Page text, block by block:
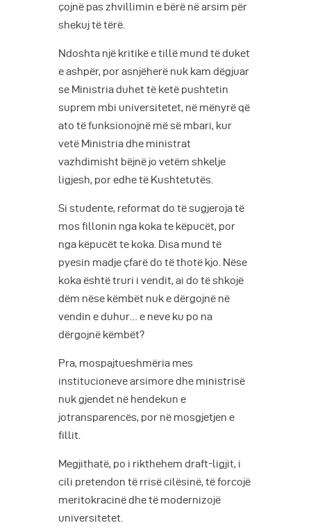
çojnë pas zhvillimin e bërë në arsim për
shekuj të tërë.
Ndoshta një kritikë e tillë mund të duket
e ashpër, por asnjëherë nuk kam dëgjuar
se Ministria duhet të ketë pushtetin
suprem mbi universitetet, në mënyrë që
ato të funksionojnë më së mbari, kur
vetë Ministria dhe ministrat
vazhdimisht bëjnë jo vetëm shkelje
ligjesh, por edhe të Kushtetutës.
Si studente, reformat do të sugjeroja të
mos fillonin nga koka te këpucët, por
nga këpucët te koka. Disa mund të
pyesin madje çfarë do të thotë kjo. Nëse
koka është truri i vendit, ai do të shkojë
dëm nëse këmbët nuk e dërgojnë në
vendin e duhur… e neve ku po na
dërgojnë këmbët?
Pra, mospajtueshmëria mes
institucioneve arsimore dhe ministrisë
nuk gjendet në hendekun e
jotransparencës, por në mosgjetjen e
fillit.
Megjithatë, po i rikthehem draft-ligjit, i
cili pretendon të rrisë cilësinë, të forcojë
meritokracinë dhe të modernizojë
universitetet.